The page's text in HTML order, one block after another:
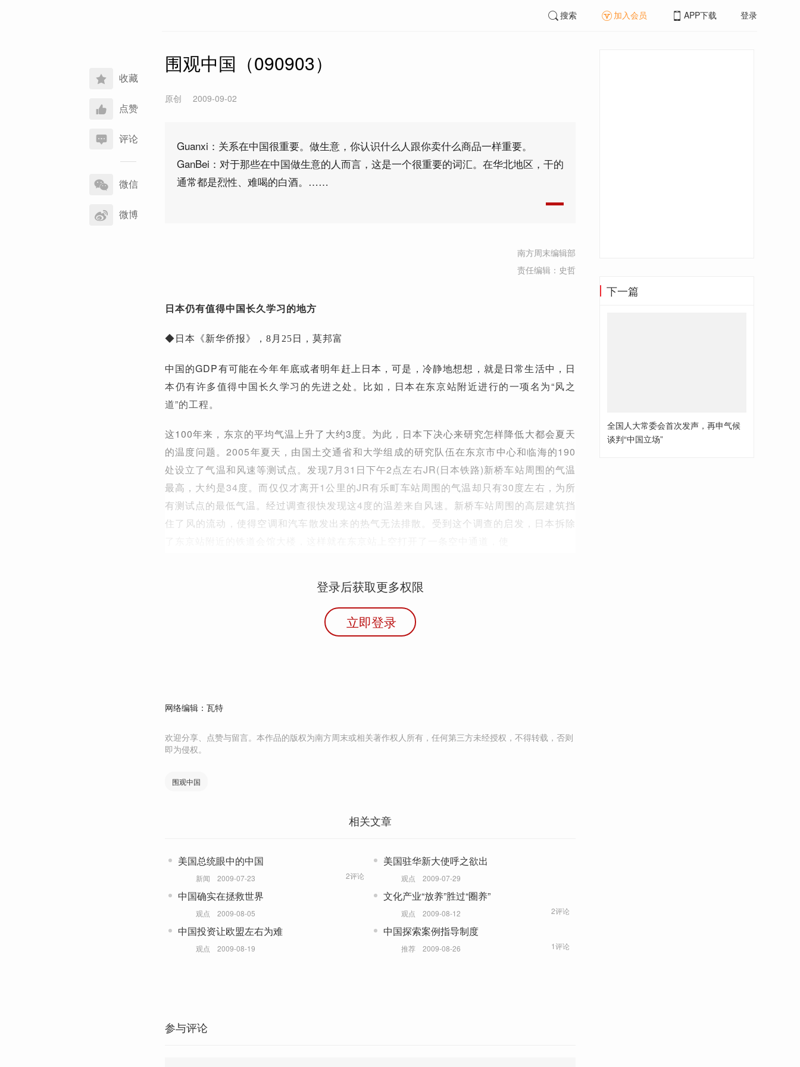
收藏
点赞
评论
享
到
微信
微博
搜索 加入会员 APP下载 登录
围观中国（090903）
原创 2009-09-02
Guanxi：关系在中国很重要。做生意，你认识什么人跟你卖什么商品一样重要。
GanBei：对于那些在中国做生意的人而言，这是一个很重要的词汇。在华北地区，干的
通常都是烈性、难喝的白酒。……
南方周末编辑部
责任编辑：史哲
日本仍有值得中国长久学习的地方
◆日本《新华侨报》，8月25日，莫邦富
中国的GDP有可能在今年年底或者明年赶上日本，可是，冷静地想想，就是日常生活中，日
本仍有许多值得中国长久学习的先进之处。比如，日本在东京站附近进行的一项名为“风之
道”的工程。
这100年来，东京的平均气温上升了大约3度。为此，日本下决心来研究怎样降低大都会夏天
的温度问题。2005年夏天，由国土交通省和大学组成的研究队伍在东京市中心和临海的190
处设立了气温和风速等测试点。发现7月31日下午2点左右JR(日本铁路)新桥车站周围的气温
最高，大约是34度。而仅仅才离开1公里的JR有乐町车站周围的气温却只有30度左右，为所
有测试点的最低气温。经过调查很快发现这4度的温差来自风速。新桥车站周围的高层建筑挡
住了风的流动，使得空调和汽车散发出来的热气无法排散。受到这个调查的启发，日本拆除
登录后获取更多权限
立即登录
网络编辑：瓦特
欢迎分享、点赞与留言。本作品的版权为南方周末或相关著作权人所有，任何第三方未经授权，不得转载，否则
即为侵权。
围观中国
相关文章
美国总统眼中的中国
新闻 2009-07-23 2评论
美国驻华新大使呼之欲出
观点 2009-07-29
中国确实在拯救世界
观点 2009-08-05
文化产业“放养”胜过“圈养”
观点 2009-08-12 2评论
中国投资让欧盟左右为难
观点 2009-08-19
中国探索案例指导制度
推荐 2009-08-26 1评论
参与评论
下一篇
全国人大常委会首次发声，再申气候
谈判“中国立场”